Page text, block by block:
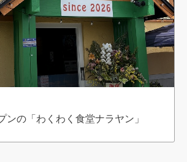
ンの「わくわく食堂ナラヤン」